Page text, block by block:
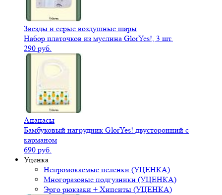
Звезды и серые воздушные шары
Набор платочков из муслина GlorYes!, 3 шт.
290 руб.
Ананасы
Бамбуковый нагрудник GlorYes! двусторонний с
карманом
690 руб.
Уценка
Непромокаемые пеленки (УЦЕНКА)
Многоразовые подгузники (УЦЕНКА)
Эрго рюкзаки + Хипситы (УЦЕНКА)